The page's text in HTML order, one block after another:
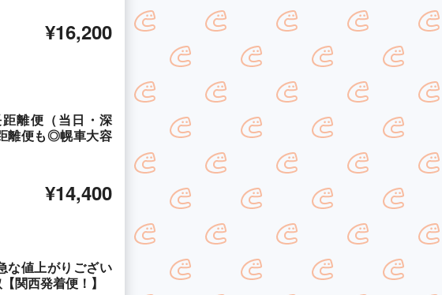
¥16,200
離便（当日・深
離便も◎幌車大容
¥14,400
値上がりござい
関西発着便！】